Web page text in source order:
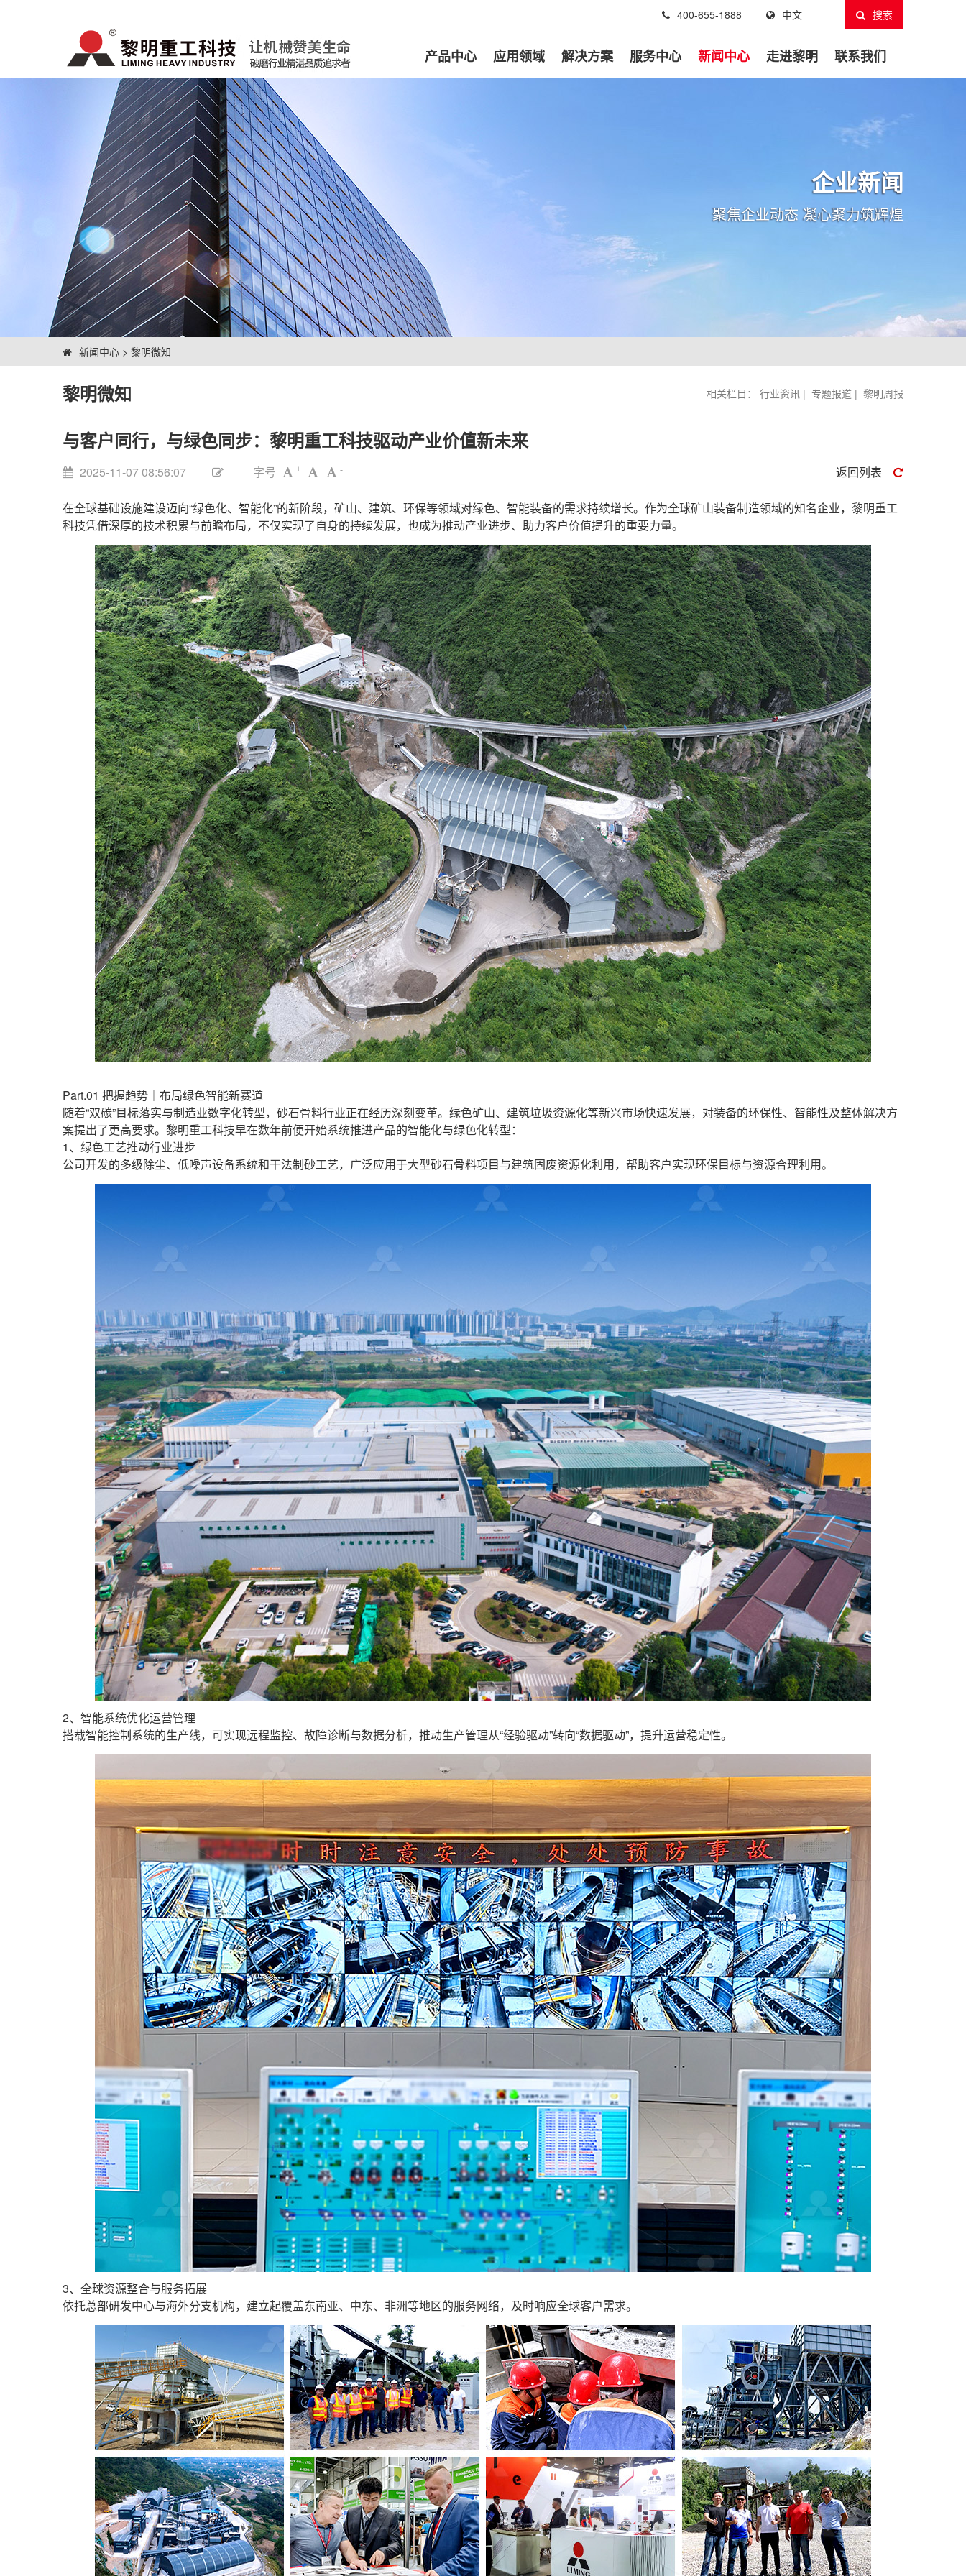
400-655-1888 中文 搜索
产品中心 应用领域 解决方案 服务中心 新闻中心 走进黎明 联系我们
企业新闻
聚焦企业动态 凝心聚力筑辉煌
新闻中心 > 黎明微知
黎明微知 相关栏目： 行业资讯 | 专题报道 | 黎明周报
与客户同行，与绿色同步：黎明重工科技驱动产业价值新未来
2025-11-07 08:56:07 字号 + - 返回列表
在全球基础设施建设迈向“绿色化、智能化”的新阶段，矿山、建筑、环保等领域对绿色、智能装备的需求持续增长。作为全球矿山装备制造领域的知名企业，黎明重工
科技凭借深厚的技术积累与前瞻布局，不仅实现了自身的持续发展，也成为推动产业进步、助力客户价值提升的重要力量。
Part.01 把握趋势｜布局绿色智能新赛道
随着“双碳”目标落实与制造业数字化转型，砂石骨料行业正在经历深刻变革。绿色矿山、建筑垃圾资源化等新兴市场快速发展，对装备的环保性、智能性及整体解决方
案提出了更高要求。黎明重工科技早在数年前便开始系统推进产品的智能化与绿色化转型：
1、绿色工艺推动行业进步
公司开发的多级除尘、低噪声设备系统和干法制砂工艺，广泛应用于大型砂石骨料项目与建筑固废资源化利用，帮助客户实现环保目标与资源合理利用。
2、智能系统优化运营管理
搭载智能控制系统的生产线，可实现远程监控、故障诊断与数据分析，推动生产管理从“经验驱动”转向“数据驱动”，提升运营稳定性。
3、全球资源整合与服务拓展
依托总部研发中心与海外分支机构，建立起覆盖东南亚、中东、非洲等地区的服务网络，及时响应全球客户需求。